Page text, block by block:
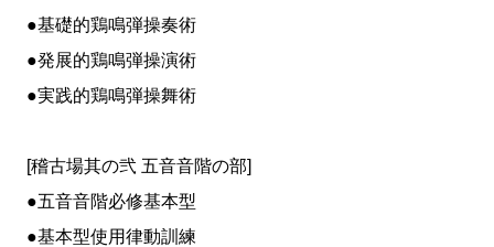
●基礎的鶏鳴弾操奏術
●発展的鶏鳴弾操演術
●実践的鶏鳴弾操舞術
[稽古場其の弐 五音音階の部]
●五音音階必修基本型
●基本型使用律動訓練